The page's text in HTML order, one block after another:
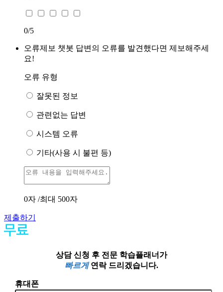
0/5
오류제보 챗봇 답변의 오류를 발견했다면 제보해주세
요!
오류 유형
잘못된 정보
관련없는 답변
시스템 오류
기타(사용 시 불편 등)
0자 /최대 500자
제출하기
상담 신청 후 전문 학습플래너가
빠르게연락 드리겠습니다.
휴대폰